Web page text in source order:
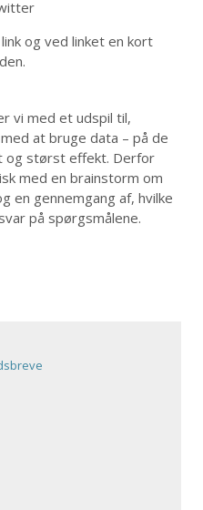
og ved linket en kort
vi med et udspil til,
at bruge data – på de
og størst effekt. Derfor
med en brainstorm om
en gennemgang af, hvilke
på spørgsmålene.